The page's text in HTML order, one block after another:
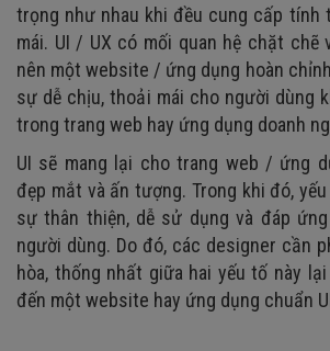
trọng như nhau khi đều cung cấp tính
mái. UI / UX có mối quan hệ chặt chẽ
nên một website / ứng dụng hoàn
sự dễ chịu, thoải mái cho người dùng
trong trang web hay ứng dụng doanh
UI sẽ mang lại cho trang web / ứng
đẹp mắt và ấn tượng. Trong khi đó,
sự thân thiện, dễ sử dụng và đáp
người dùng. Do đó, các designer cần
hòa, thống nhất giữa hai yếu tố này
đến một website hay ứng dụng chuẩn